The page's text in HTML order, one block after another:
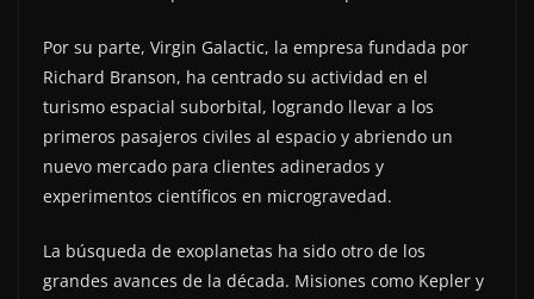
Por su parte, Virgin Galactic, la empresa fundada por
Richard Branson, ha centrado su actividad en el
turismo espacial suborbital, logrando llevar a los
primeros pasajeros civiles al espacio y abriendo un
nuevo mercado para clientes adinerados y
experimentos científicos en microgravedad.
La búsqueda de exoplanetas ha sido otro de los
grandes avances de la década. Misiones como Kepler y